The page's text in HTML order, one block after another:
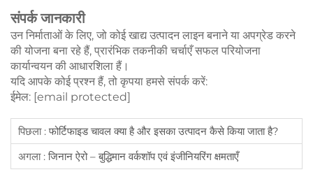
संपर्क जानकारी
उन निर्माताओं के लिए, जो कोई खाद्य उत्पादन लाइन बनाने या अपग्रेड करने
की योजना बना रहे हैं, प्रारंभिक तकनीकी चर्चाएँ सफल परियोजना
कार्यान्वयन की आधारशिला हैं।
यदि आपके कोई प्रश्न हैं, तो कृपया हमसे संपर्क करें:
ईमेल: [email protected]
पिछला :फोर्टिफाइड चावल क्या है और इसका उत्पादन कैसे किया जाता है?
अगला :जिनान ऐरो – बुद्धिमान वर्कशॉप एवं इंजीनियरिंग क्षमताएँ